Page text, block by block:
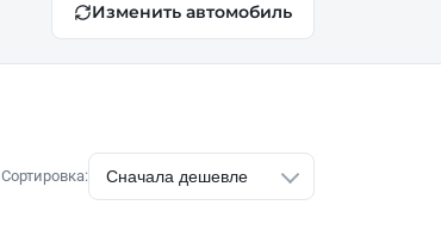
Изменить автомобиль
Сортировка: